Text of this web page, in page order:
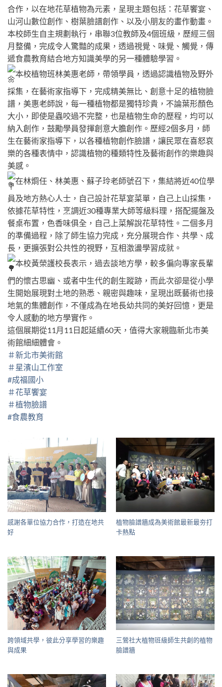
合作，以在地花草植物為元素，呈現主題包括：花草饗宴、
山河山數位創作、樹葉臉譜創作、以及小朋友的畫作動畫。
本校師生自主規劃執行，串聯3位教師及4個班級，歷經三個
月整備，完成令人驚豔的成果，透過視覺、味覺、觸覺，傳
遞食農教育結合地方知識美學的另一種體驗學習。
本校植物班林美惠老師，帶領學員，透過認識植物及野外
採集，在藝術家指導下，完成精美無比、創意十足的植物臉
譜，美惠老師說，每一種植物都是獨特珍貴，不論葉形顏色
大小，即使是蟲咬過不完整，也是植物生命的歷程，均可以
納入創作，鼓勵學員發揮創意大膽創作。歷經2個多月，師
生在藝術家指導下，以各種植物創作臉譜，讓民眾在喜怒哀
樂的各種表情中，認識植物的種類特性及藝術創作的樂趣與
美感。
在林烱任、林美惠、蘇子玲老師號召下，集結將近40位學
員及地方熱心人士，自己設計花草宴菜單，自己上山採集，
依據花草特性，烹調近30種專業大師等級料理，搭配擺盤及
餐桌布置，色香味俱全，自己上菜解說花草特性。二個多月
的準備過程，除了師生協力完成，充分展現合作、共學、成
長，更擴張對公共性的視野，互相激盪學習成就。
本校黃榮護校長表示，過去談地方學，較多偏向專家長輩
們的懷古思幽、或者中生代的創生蹤跡，而此次卻是從小學
生開始展現對土地的熟悉、親密與趣味，呈現出既藝術也接
地氣的集體創作，不僅成為在地長幼共同的美好回憶，更是
令人感動的地方學實作。
這個展期從11月11日起延續60天，值得大家親臨新北市美
術館細細體會。
＃新北市美術館
＃星濱山工作室
#成福國小
＃花草饗宴
＃植物臉譜
#食農教育
感謝各單位協力合作，打造在地共
好
植物臉譜牆成為美術館最新最夯打
卡熱點
跨領域共學，彼此分享學習的樂趣
與成果
三鶯社大植物班級師生共創的植物
臉譜牆